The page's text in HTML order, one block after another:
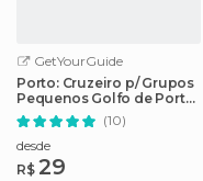
GetYourGuide
Porto: Cruzeiro p/ Grupos
Pequenos Golfo de Porto,
Córsega
(10)
desde
R$ 29